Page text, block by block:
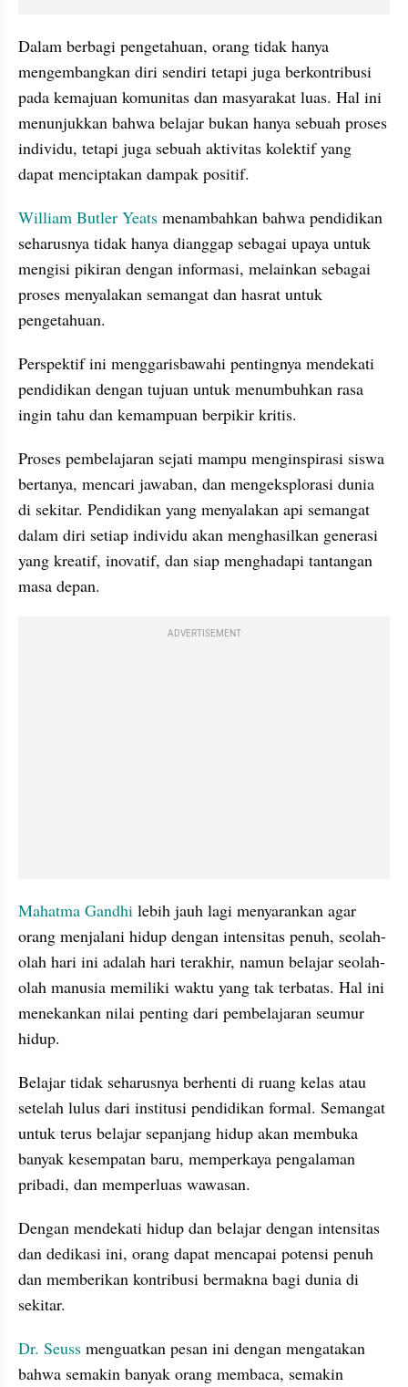
Dalam berbagi pengetahuan, orang tidak hanya
mengembangkan diri sendiri tetapi juga berkontribusi
pada kemajuan komunitas dan masyarakat luas. Hal ini
menunjukkan bahwa belajar bukan hanya sebuah proses
individu, tetapi juga sebuah aktivitas kolektif yang
dapat menciptakan dampak positif.
William Butler Yeats menambahkan bahwa pendidikan
seharusnya tidak hanya dianggap sebagai upaya untuk
mengisi pikiran dengan informasi, melainkan sebagai
proses menyalakan semangat dan hasrat untuk
pengetahuan.
Perspektif ini menggarisbawahi pentingnya mendekati
pendidikan dengan tujuan untuk menumbuhkan rasa
ingin tahu dan kemampuan berpikir kritis.
Proses pembelajaran sejati mampu menginspirasi siswa
bertanya, mencari jawaban, dan mengeksplorasi dunia
di sekitar. Pendidikan yang menyalakan api semangat
dalam diri setiap individu akan menghasilkan generasi
yang kreatif, inovatif, dan siap menghadapi tantangan
masa depan.
ADVERTISEMENT
Mahatma Gandhi lebih jauh lagi menyarankan agar
orang menjalani hidup dengan intensitas penuh, seolah-
olah hari ini adalah hari terakhir, namun belajar seolah-
olah manusia memiliki waktu yang tak terbatas. Hal ini
menekankan nilai penting dari pembelajaran seumur
hidup.
Belajar tidak seharusnya berhenti di ruang kelas atau
setelah lulus dari institusi pendidikan formal. Semangat
untuk terus belajar sepanjang hidup akan membuka
banyak kesempatan baru, memperkaya pengalaman
pribadi, dan memperluas wawasan.
Dengan mendekati hidup dan belajar dengan intensitas
dan dedikasi ini, orang dapat mencapai potensi penuh
dan memberikan kontribusi bermakna bagi dunia di
sekitar.
Dr. Seuss menguatkan pesan ini dengan mengatakan
bahwa semakin banyak orang membaca, semakin